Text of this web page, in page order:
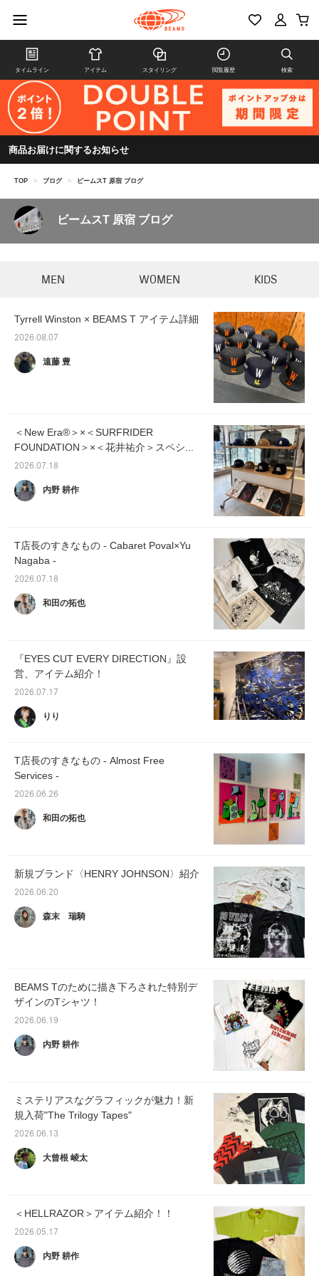
タイムライン アイテム スタイリング 閲覧履歴 検索
商品お届けに関するお知らせ
TOP > ブログ > ビームスT 原宿 ブログ
ビームスT 原宿 ブログ
MEN WOMEN KIDS
Tyrrell Winston × BEAMS T アイテム詳細
2026.08.07
遠藤 豊
＜New Era®＞×＜SURFRIDER
FOUNDATION＞×＜花井祐介＞スペシ...
2026.07.18
内野 耕作
T店長のすきなもの - Cabaret Poval×Yu
Nagaba -
2026.07.18
和田の拓也
『EYES CUT EVERY DIRECTION』設
営、アイテム紹介！
2026.07.17
りり
T店長のすきなもの - Almost Free
Services -
2026.06.26
和田の拓也
新規ブランド〈HENRY JOHNSON〉紹介
2026.06.20
森末 瑞騎
BEAMS Tのために描き下ろされた特別デ
ザインのTシャツ！
2026.06.19
内野 耕作
ミステリアスなグラフィックが魅力！新
規入荷"The Trilogy Tapes"
2026.06.13
大曾根 崚太
＜HELLRAZOR＞アイテム紹介！！
2026.05.17
内野 耕作